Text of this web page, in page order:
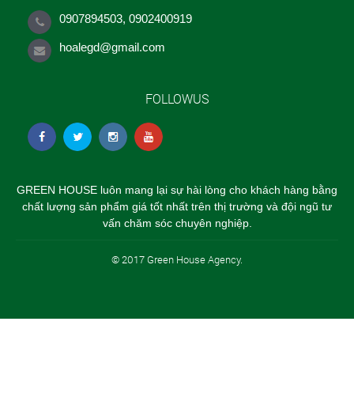
0907894503, 0902400919
hoalegd@gmail.com
FOLLOWUS
GREEN HOUSE luôn mang lại sự hài lòng cho khách hàng bằng
chất lượng sản phẩm giá tốt nhất trên thị trường và đội ngũ tư
vấn chăm sóc chuyên nghiệp.
© 2017 Green House Agency.